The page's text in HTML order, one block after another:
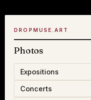
DROPMUSE.ART
Photos
Expositions
Concerts